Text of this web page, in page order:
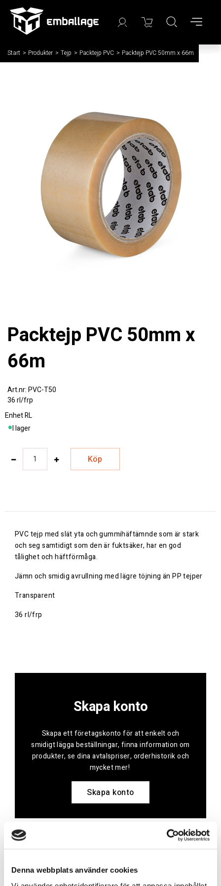
Denna webbplats använder cookies
Start / Produkter / Tejp / Packtejp PVC / Packtejp PVC 50mm x 66m
Packtejp PVC 50mm x
66m
PVC-T50
36 rl/frp
EnhetRL
I lager
Köp
PVC tejp med slät yta och gummihäftämnde som är stark
och seg samtidigt som den är fuktsäker, har en god
tålighet och häftförmåga.
Jämn och smidig avrullning med lägre töjning än PP tejper
Transparent
36 rl/frp
Skapa konto
Skapa ett företagskonto för att enkelt och
smidigt lägga beställningar, finna information om
produkter, se dina avtalspriser, orderhistorik och
mycket mer!
Skapa konto
Har du frågor eller behöver hjälp?